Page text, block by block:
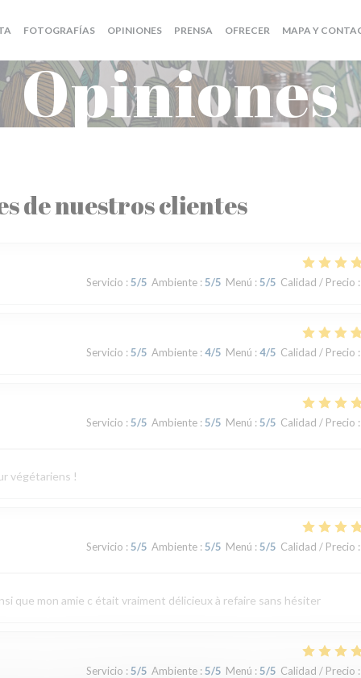
FOTOGRAFÍAS OPINIONES PRENSA OFRECER((ABRE EN UNA
MAPA Y
Opiniones
de nuestros clientes
Servicio : 5/5 Ambiente: 5/5 Menú : 5/5 Calidad / Precio :
Servicio : 5/5 Ambiente: 4/5 Menú : 4/5 Calidad / Precio :
Servicio : 5/5 Ambiente: 5/5 Menú : 5/5 Calidad / Precio :
végétariens !
Servicio : 5/5 Ambiente: 5/5 Menú : 5/5 Calidad / Precio :
que mon amie c était vraiment délicieux à refaire sans hésiter
Servicio : 5/5 Ambiente: 5/5 Menú : 5/5 Calidad / Precio :